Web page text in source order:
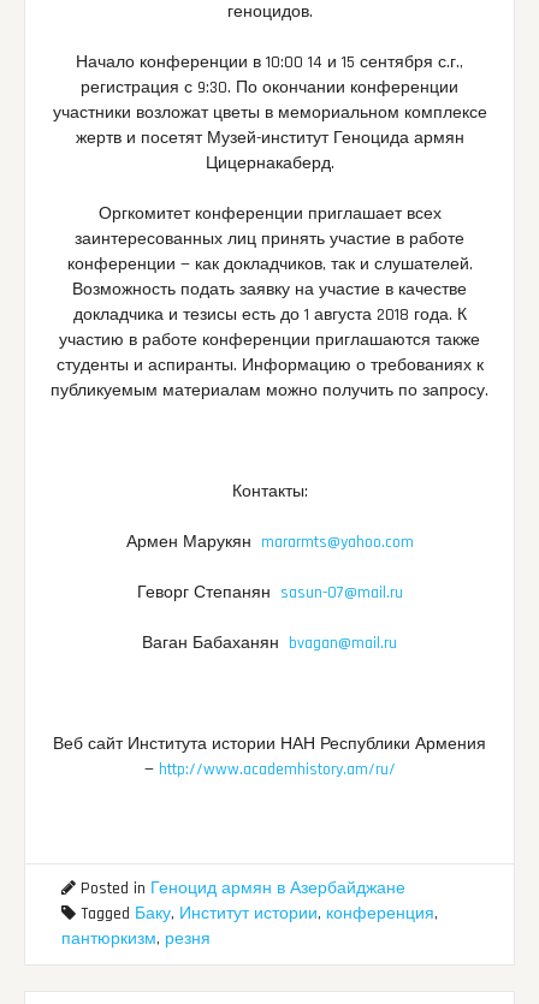
геноцидов.
Начало конференции в 10:00 14 и 15 сентября с.г.,
регистрация с 9:30. По окончании конференции
участники возложат цветы в мемориальном комплексе
жертв и посетят Музей-институт Геноцида армян
Цицернакаберд.
Оргкомитет конференции приглашает всех
заинтересованных лиц принять участие в работе
конференции — как докладчиков, так и слушателей.
Возможность подать заявку на участие в качестве
докладчика и тезисы есть до 1 августа 2018 года. К
участию в работе конференции приглашаются также
студенты и аспиранты. Информацию о требованиях к
публикуемым материалам можно получить по запросу.
Контакты:
Армен Марукян mararmts@yahoo.com
Геворг Степанян sasun-07@mail.ru
Ваган Бабаханян bvagan@mail.ru
Веб сайт Института истории НАН Республики Армения
— http://www.academhistory.am/ru/
Posted in Геноцид армян в Азербайджане
Tagged Баку, Институт истории, конференция,
пантюркизм, резня